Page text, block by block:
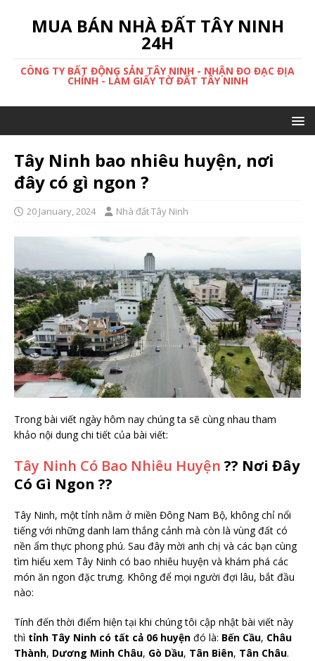
MUA BÁN NHÀ ĐẤT TÂY NINH
24H
CÔNG TY BẤT ĐỘNG SẢN TÂY NINH - NHẬN ĐO ĐẠC ĐỊA
CHÍNH - LÀM GIẤY TỜ ĐẤT TÂY NINH
Tây Ninh bao nhiêu huyện, nơi
đây có gì ngon ?
20 January, 2024 Nhà đất Tây Ninh
Trong bài viết ngày hôm nay chúng ta sẽ cùng nhau tham
khảo nội dung chi tiết của bài viết:
Tây Ninh Có Bao Nhiêu Huyện?? Nơi Đây
Có Gì Ngon ??
Tây Ninh, một tỉnh nằm ở miền Đông Nam Bộ, không chỉ nổi
tiếng với những danh lam thắng cảnh mà còn là vùng đất có
nền ẩm thực phong phú. Sau đây mời anh chị và các bạn cùng
tìm hiểu xem Tây Ninh có bao nhiêu huyện và khám phá các
món ăn ngon đặc trưng. Không để mọi người đợi lâu, bắt đầu
nào:
Tính đến thời điểm hiện tại khi chúng tôi cập nhật bài viết này
thì tỉnh Tây Ninh có tất cả 06 huyện đó là: Bến Cầu, Châu
Thành, Dương Minh Châu, Gò Dầu, Tân Biên, Tân Châu.